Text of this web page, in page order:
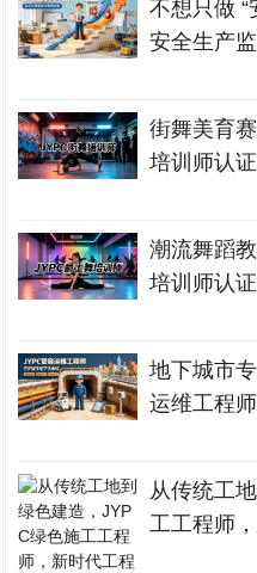
不想只做 “
安全生产
街舞美育
培训师认
潮流舞蹈
培训师认
地下城市
运维工程
从传统工
工工程师